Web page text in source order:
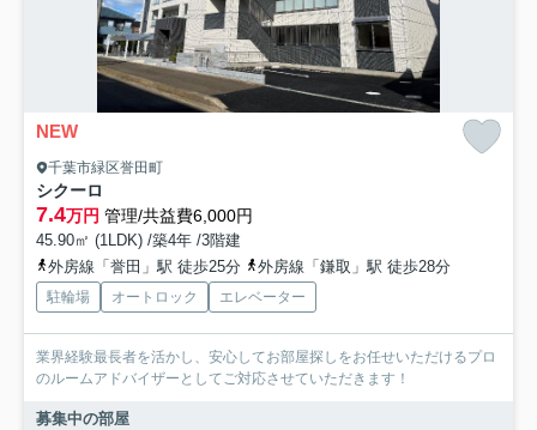
NEW
千葉市緑区誉田町
シクーロ
7.4万円 管理/共益費6,000円
45.90㎡ (1LDK) /築4年 /3階建
外房線「誉田」駅 徒歩25分
外房線「鎌取」駅 徒歩28分
駐輪場 オートロック エレベーター
業界経験最長者を活かし、安心してお部屋探しをお任せいただけるプロ
のルームアドバイザーとしてご対応させていただきます！
募集中の部屋